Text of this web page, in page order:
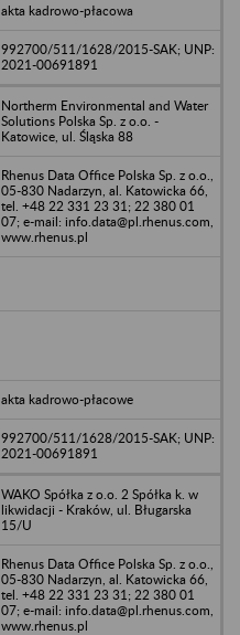
akta kadrowo-płacowa
992700/511/1628/2015-SAK; UNP:
2021-00691891
Northerm Environmental and Water
Solutions Polska Sp. z o.o. -
Katowice, ul. Śląska 88
Rhenus Data Office Polska Sp. z o.o.,
05-830 Nadarzyn, al. Katowicka 66,
tel. +48 22 331 23 31; 22 380 01
07; e-mail: info.data@pl.rhenus.com,
www.rhenus.pl
akta kadrowo-płacowe
992700/511/1628/2015-SAK; UNP:
2021-00691891
WAKO Spółka z o.o. 2 Spółka k. w
likwidacji - Kraków, ul. Bługarska
15/U
Rhenus Data Office Polska Sp. z o.o.,
05-830 Nadarzyn, al. Katowicka 66,
tel. +48 22 331 23 31; 22 380 01
07; e-mail: info.data@pl.rhenus.com,
www.rhenus.pl